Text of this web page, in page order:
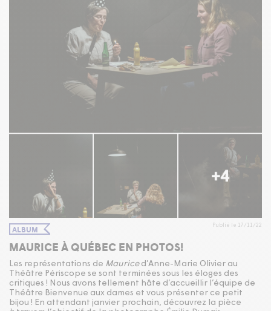
ALBUM Publié le 17/11/22
MAURICE À QUÉBEC EN PHOTOS!
Les représentations de Mauriced’Anne-Marie Olivier au
Théâtre Périscope se sont terminées sous les éloges des
critiques ! Nous avons tellement hâte d’accueillir l’équipe de
Théâtre Bienvenue aux dames et vous présenter ce petit
bijou ! En attendant janvier prochain, découvrez la pièce